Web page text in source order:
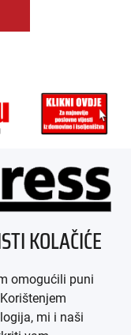
KOLAČIĆE
omogućili puni
mi i naši